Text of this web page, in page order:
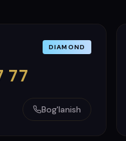
DIAMOND
77
Bog'lanish